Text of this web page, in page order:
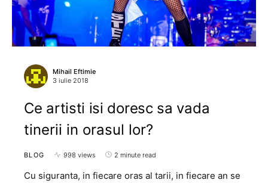
Mihail Eftimie
3 iulie 2018
Ce artisti isi doresc sa vada
tinerii in orasul lor?
BLOG 998 views 2 minute read
Cu siguranta, in fiecare oras al tarii, in fiecare an se